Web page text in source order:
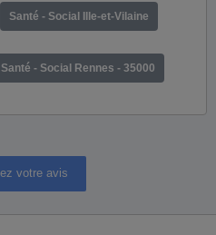
Santé - Social Ille-et-Vilaine
Santé - Social Rennes - 35000
votre avis